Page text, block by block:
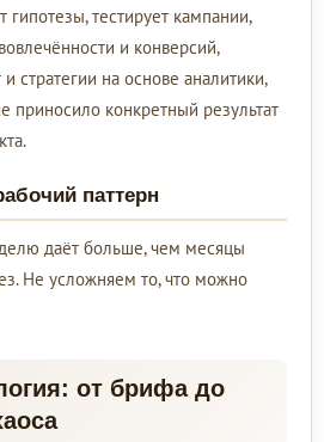
гипотезы, тестирует кампании,
и конверсий,
стратегии на основе аналитики,
приносило конкретный результат
паттерн
даёт больше, чем месяцы
Не усложняем то, что можно
от брифа до